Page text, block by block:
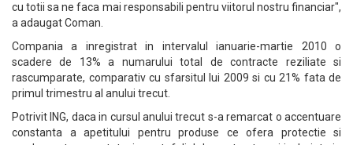
cu totii sa ne faca mai responsabili pentru viitorul nostru financiar",
a adaugat Coman.
Compania a inregistrat in intervalul ianuarie-martie 2010 o
scadere de 13% a numarului total de contracte reziliate si
rascumparate, comparativ cu sfarsitul lui 2009 si cu 21% fata de
primul trimestru al anului trecut.
Potrivit ING, daca in cursul anului trecut s-a remarcat o accentuare
constanta a apetitului pentru produse ce ofera protectie si